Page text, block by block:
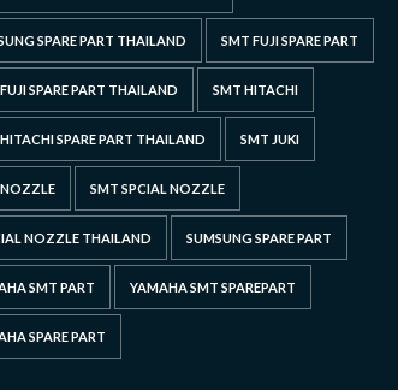
SPARE PART THAILAND SMT FUJI SPARE PART
SPARE PART THAILAND SMT HITACHI
SPARE PART THAILAND SMT JUKI
SMT SPCIAL NOZZLE
NOZZLE THAILAND SUMSUNG SPARE PART
SMT PART YAMAHA SMT SPAREPART
SPARE PART